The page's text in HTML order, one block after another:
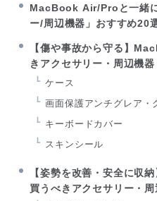
MacBook Air/Proと一緒
ー/周辺機器」おすすめ20
【傷や事故から守る】
きアクセサリー・周辺機器
ケース
画面保護アンチグレア・
キーボードカバー
スキンシール
【姿勢を改善・安全に収
買うべきアクセサリー・